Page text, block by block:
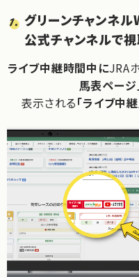
グリーンチャンネ
公式チャンネルで
ライブ中継時間中にJRA
馬表ページ
表示される「ライブ中継